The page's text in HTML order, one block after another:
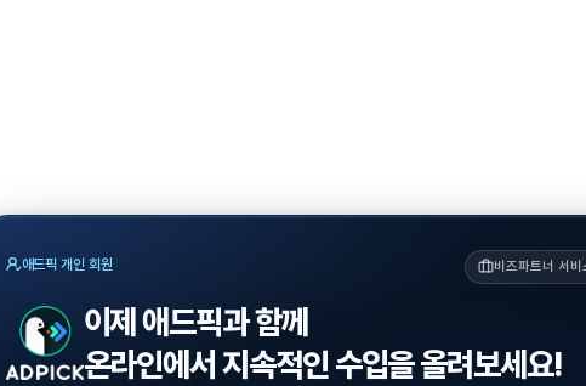
애드픽 개인 회원 비즈파트너 서비
이제 애드픽과 함께
온라인에서 지속적인 수입을 올려보세요!